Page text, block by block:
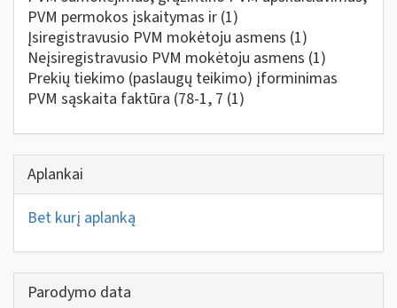
PVM permokos įskaitymas ir (1)
Įsiregistravusio PVM mokėtoju asmens (1)
Neįsiregistravusio PVM mokėtoju asmens (1)
Prekių tiekimo (paslaugų teikimo) įforminimas
PVM sąskaita faktūra (78-1, 7 (1)
Aplankai
Bet kurį aplanką
Parodymo data